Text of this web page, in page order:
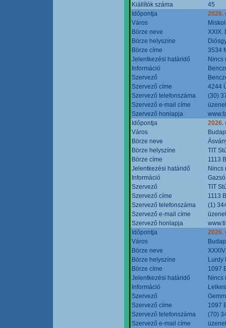
Kiállítók száma
45
Időpontja
2026.
Város
Börze neve
XXIX.
Börze helyszíne
Börze címe
3534
Jelentkezési határidő
Nincs
Információ
Szervező
Szervező címe
4244
Szervező telefonszáma
(30)
Szervező e-mail címe
Szervező honlapja
Időpontja
2026.
Város
Börze neve
Börze helyszíne
TIT
Börze címe
1113
Jelentkezési határidő
Nincs
Információ
Szervező
TIT
Szervező címe
1113
Szervező telefonszáma
(1)
Szervező e-mail címe
Szervező honlapja
Időpontja
2026.
Város
Börze neve
Börze helyszíne
Lurdy
Börze címe
1097
Jelentkezési határidő
Nincs
Információ
Szervező
Szervező címe
1097
Szervező telefonszáma
(70)
Szervező e-mail címe